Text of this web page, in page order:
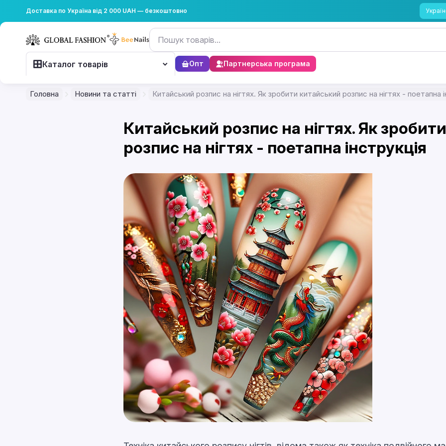
Доставка по Україна від 2 000 UAH — безкоштовно
Каталог товарів Опт Партнерська програма
Головна Новини та статті Китайський розпис на нігтях. Як зробити китайський розпис на нігтях - поетапна
Китайський розпис на нігтях. Як
розпис на нігтях - поетапна інструкція